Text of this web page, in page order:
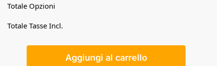
Totale Opzioni
Totale Tasse Incl.
Aggiungi al carrello